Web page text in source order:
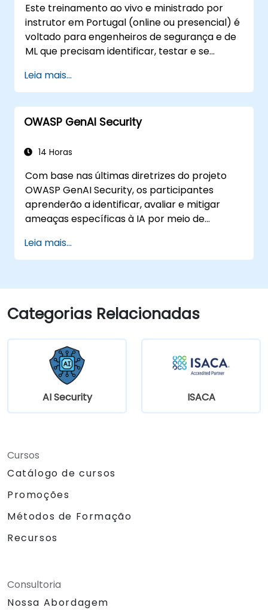
Este treinamento ao vivo e ministrado por
instrutor em Portugal (online ou presencial) é
voltado para engenheiros de segurança e de
ML que precisam identificar, testar e se
aplicações alimentadas por LLM.
Leia mais...
OWASP GenAI Security
14 Horas
Com base nas últimas diretrizes do projeto
OWASP GenAI Security, os participantes
aprenderão a identificar, avaliar e mitigar
ameaças específicas à IA por meio de
Leia mais...
Categorias Relacionadas
AI Security ISACA
Cursos
Catálogo de cursos
Promoções
Métodos de Formação
Recursos
Consultoria
Nossa Abordagem